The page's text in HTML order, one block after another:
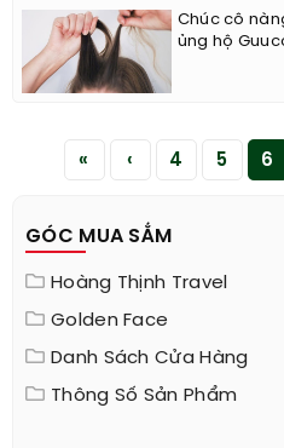
Chúc cô
ủng hộ
« ‹ 4 5 6
GÓC MUA SẮM
Hoàng Thịnh Travel
Golden Face
Danh Sách Cửa Hàng
Thông Số Sản Phẩm